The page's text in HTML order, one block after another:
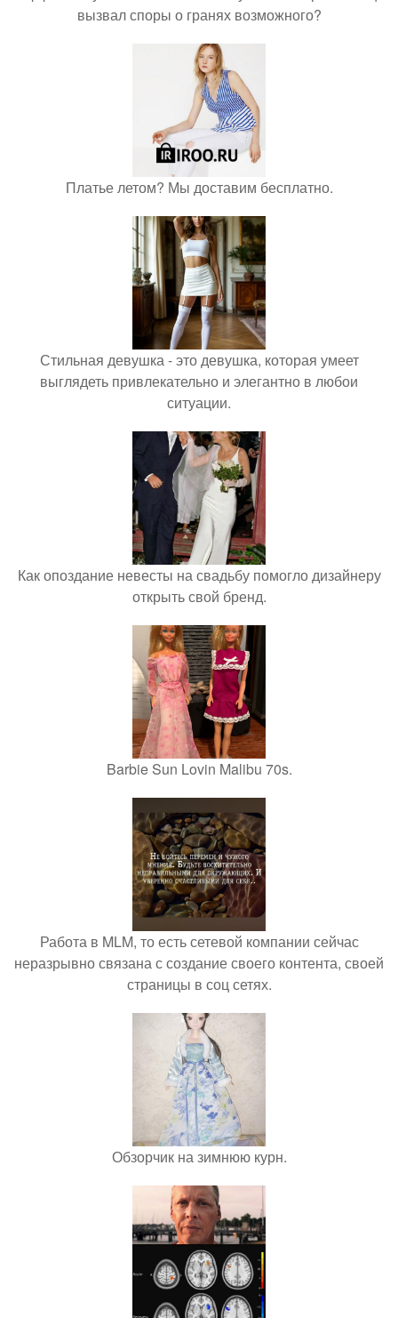
вызвал споры о гранях возможного?
Платье летом? Мы доставим бесплатно.
Стильная девушка - это девушка, которая умеет
выглядеть привлекательно и элегантно в любои
ситуации.
Как опоздание невесты на свадьбу помогло дизайнеру
открыть свой бренд.
Barbie Sun Lovin Malibu 70s.
Работа в MLM, то есть сетевой компании сейчас
неразрывно связана с создание своего контента, своей
страницы в соц сетях.
Обзорчик на зимнюю курн.